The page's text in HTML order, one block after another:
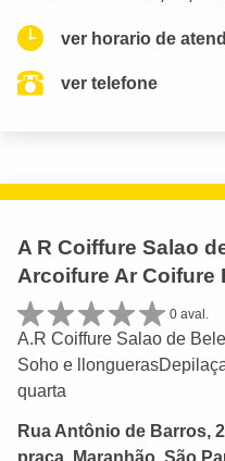
ver horario de
ver telefone
A R Coiffure Salao
Arcoifure Ar Coifure
0 aval.
A.R Coiffure Salao de
Soho e
quarta
Rua Antônio de Barros,
praça, Maranhão, São